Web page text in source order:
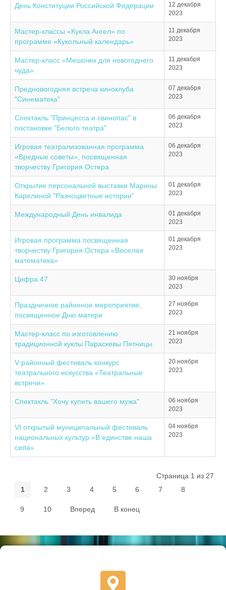
День Конституции Российской Федерации
12 декабря
2023
Мастер-классы «Кукла Ангел» по
программе «Кукольный календарь»
11 декабря
2023
Мастер-класс «Мешочек для новогоднего
чуда»
11 декабря
2023
Предновогодняя встреча киноклуба
"Синематека"
07 декабря
2023
Cпектакль "Принцесса и свинопас" в
постановке "Белого театра"
06 декабря
2023
Игровая театрализованная программа
«Вредные советы», посвященная
творчеству Григория Остера
06 декабря
2023
Открытие персональной выставки Марины
Карелиной "Разноцветные истории"
01 декабря
2023
Международный День инвалида
01 декабря
2023
Игровая программа посвященная
творчеству Григория Остера «Веселая
математика»
01 декабря
2023
Цифра 47
30 ноября
2023
Праздничное районное мероприятие,
посвященное Дню матери
27 ноября
2023
Мастер-класс по изготовлению
традиционной куклы Параскевы Пятницы
21 ноября
2023
V районный фестиваль конкурс
театрального искусства «Театральные
встречи».
20 ноября
2023
Спектакль "Хочу купить вашего мужа"
06 ноября
2023
VI открытый муниципальный фестиваль
национальных культур «В единстве наша
сила»
04 ноября
2023
Страница 1 из 27
1
2 3 4 5 6 7 8
9 10 Вперед В конец